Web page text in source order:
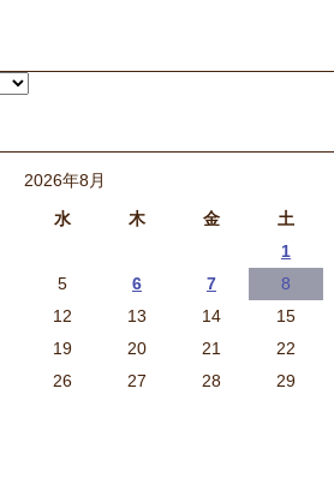
2026年8月
水 木 金 土
1
5 6 7
8
12 13 14
15
19 20 21
22
26 27 28
29